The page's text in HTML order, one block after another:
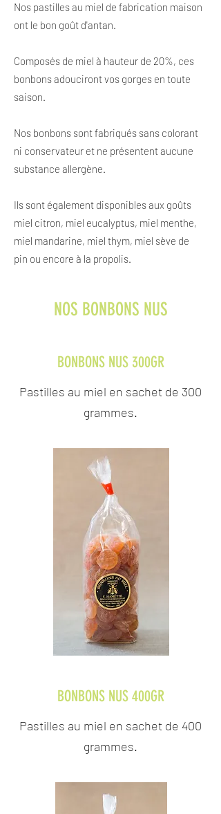
Nos pastilles au miel de fabrication maison
ont le bon goût d'antan.
Composés de miel à hauteur de 20%, ces
bonbons adouciront vos gorges en toute
saison.
Nos bonbons sont fabriqués sans colorant
ni conservateur et ne présentent aucune
substance allergène.
Ils sont également disponibles aux goûts
miel citron, miel eucalyptus, miel menthe,
miel mandarine, miel thym, miel sève de
pin ou encore à la propolis.
NOS BONBONS NUS
BONBONS NUS 300GR
Pastilles au miel en sachet de 300
grammes.
BONBONS NUS 400GR
Pastilles au miel en sachet de 400
grammes.